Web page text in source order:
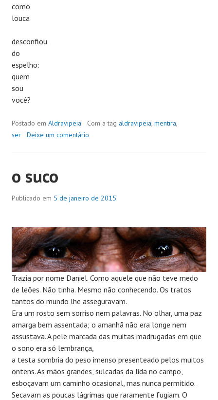
como
louca
desconfiou
do
espelho:
quem
sou
você?
Postado em Aldravipeia Com a tag aldravipeia, mentira,
ser
Deixe um comentário
o suco
Publicado em 5 de janeiro de 2015
Trazia por nome Daniel. Como aquele que não teve medo
de leões. Não tinha. Mesmo não conhecendo. Os tratos
tantos do mundo lhe asseguravam.
Era um rosto sem sorriso nem palavras. No olhar, uma paz
amarga bem assentada; o amanhã não era longe nem
assustava. A pele marcada das muitas madrugadas em que
o sono era só lembrança,
a testa sombria do peso imenso presenteado pelos muitos
ontens. As mãos grandes, sulcadas da lida no campo,
esboçavam um caminho ocasional, mas nunca permitido.
Secavam as poucas lágrimas que raramente fugiam. O